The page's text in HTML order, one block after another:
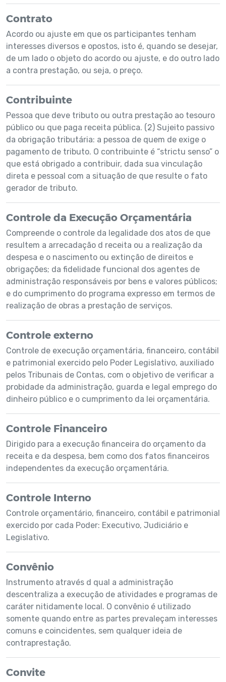
Contrato
Acordo ou ajuste em que os participantes tenham
interesses diversos e opostos, isto é, quando se desejar,
de um lado o objeto do acordo ou ajuste, e do outro lado
a contra prestação, ou seja, o preço.
Contribuinte
Pessoa que deve tributo ou outra prestação ao tesouro
público ou que paga receita pública. (2) Sujeito passivo
da obrigação tributária: a pessoa de quem de exige o
pagamento de tributo. O contribuinte é “strictu senso” o
que está obrigado a contribuir, dada sua vinculação
direta e pessoal com a situação de que resulte o fato
gerador de tributo.
Controle da Execução Orçamentária
Compreende o controle da legalidade dos atos de que
resultem a arrecadação d receita ou a realização da
despesa e o nascimento ou extinção de direitos e
obrigações; da fidelidade funcional dos agentes de
administração responsáveis por bens e valores públicos;
e do cumprimento do programa expresso em termos de
realização de obras a prestação de serviços.
Controle externo
Controle de execução orçamentária, financeiro, contábil
e patrimonial exercido pelo Poder Legislativo, auxiliado
pelos Tribunais de Contas, com o objetivo de verificar a
probidade da administração, guarda e legal emprego do
dinheiro público e o cumprimento da lei orçamentária.
Controle Financeiro
Dirigido para a execução financeira do orçamento da
receita e da despesa, bem como dos fatos financeiros
independentes da execução orçamentária.
Controle Interno
Controle orçamentário, financeiro, contábil e patrimonial
exercido por cada Poder: Executivo, Judiciário e
Legislativo.
Convênio
Instrumento através d qual a administração
descentraliza a execução de atividades e programas de
caráter nitidamente local. O convênio é utilizado
somente quando entre as partes prevaleçam interesses
comuns e coincidentes, sem qualquer ideia de
contraprestação.
Convite